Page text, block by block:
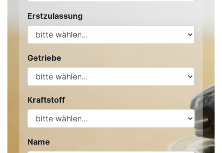
Erstzulassung
Getriebe
Kraftstoff
Name